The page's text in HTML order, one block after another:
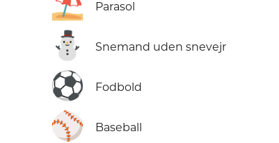
Parasol
⛄ Snemand uden snevejr
⚽ Fodbold
⚾ Baseball